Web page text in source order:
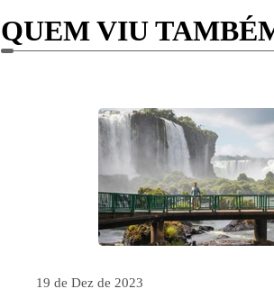
QUEM VIU
19 de Dez de 2023